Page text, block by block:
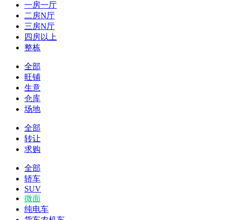
一房一厅
二房N厅
三房N厅
四房以上
整栋
全部
旺铺
生意
仓库
场地
全部
转让
求购
全部
轿车
SUV
微面
纯电车